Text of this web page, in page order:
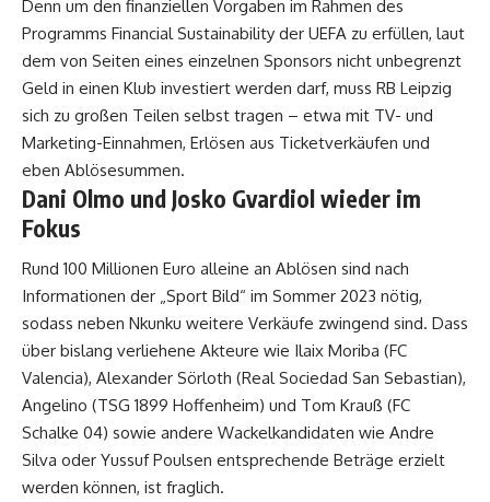
Denn um den finanziellen Vorgaben im Rahmen des
Programms Financial Sustainability der UEFA zu erfüllen, laut
dem von Seiten eines einzelnen Sponsors nicht unbegrenzt
Geld in einen Klub investiert werden darf, muss RB Leipzig
sich zu großen Teilen selbst tragen – etwa mit TV- und
Marketing-Einnahmen, Erlösen aus Ticketverkäufen und
eben Ablösesummen.
Dani Olmo und Josko Gvardiol wieder im
Fokus
Rund 100 Millionen Euro alleine an Ablösen sind nach
Informationen der „Sport Bild“ im Sommer 2023 nötig,
sodass neben Nkunku weitere Verkäufe zwingend sind. Dass
über bislang verliehene Akteure wie Ilaix Moriba (FC
Valencia), Alexander Sörloth (Real Sociedad San Sebastian),
Angelino (TSG 1899 Hoffenheim) und Tom Krauß (FC
Schalke 04) sowie andere Wackelkandidaten wie Andre
Silva oder Yussuf Poulsen entsprechende Beträge erzielt
werden können, ist fraglich.